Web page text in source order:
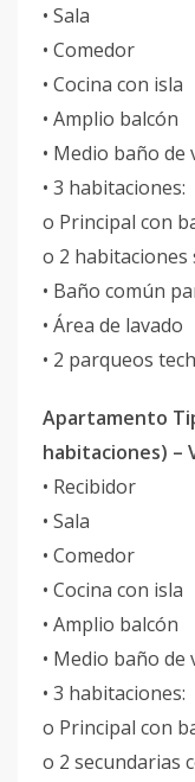
• Sala
• Comedor
• Cocina con isla
• Amplio balcón
• Medio baño de
• 3 habitaciones:
o Principal con
o 2 habitaciones
• Baño común
• Área de lavado
• 2 parqueos
Apartamento
habitaciones) –
• Recibidor
• Sala
• Comedor
• Cocina con isla
• Amplio balcón
• Medio baño de
• 3 habitaciones:
o Principal con
o 2 secundarias